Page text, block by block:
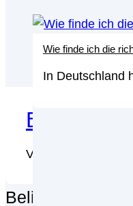
Wie finde ich die
In Deutschland
ETF-
Viele Eltern fragen
Beliebteste